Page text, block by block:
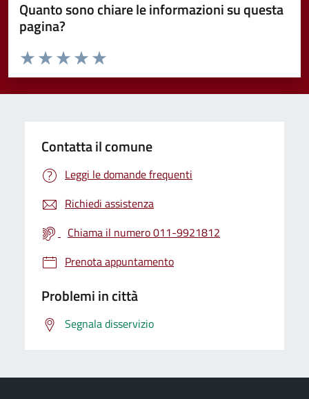
Quanto sono chiare le informazioni su questa
pagina?
Valuta da 1 a 5 stelle la pagina
Valuta 5 stelle su 5
Valuta 4 stelle su 5
Valuta 3 stelle su 5
Valuta 2 stelle su 5
Valuta 1 stelle su 5
Contatta il comune
Leggi le domande frequenti
Richiedi assistenza
Chiama il numero 011-9921812
Prenota appuntamento
Problemi in città
Segnala disservizio